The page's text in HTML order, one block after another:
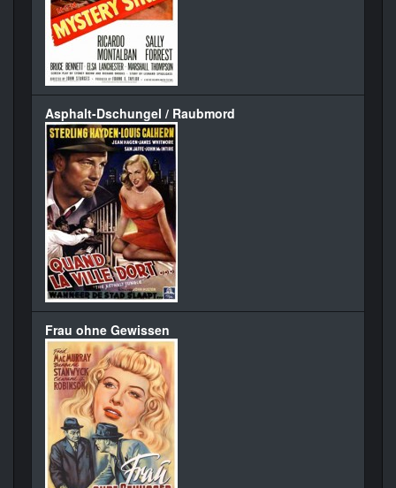
Asphalt-Dschungel / Raubmord
Frau ohne Gewissen